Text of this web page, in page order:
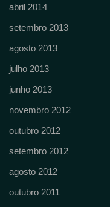
abril 2014
setembro 2013
agosto 2013
julho 2013
junho 2013
novembro 2012
outubro 2012
setembro 2012
agosto 2012
outubro 2011